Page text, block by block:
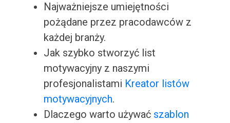
Najważniejsze umiejętności
pożądane przez pracodawców z
każdej branży.
Jak szybko stworzyć list
motywacyjny z naszymi
profesjonalistami Kreator listów
motywacyjnych.
Dlaczego warto używać szablon